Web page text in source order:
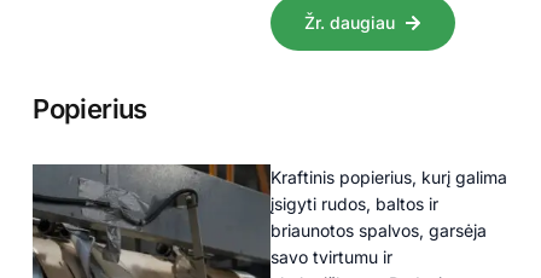
Žr. daugiau
Popierius
Kraftinis popierius, kurį galima
įsigyti rudos, baltos ir
briaunotos spalvos, garsėja
savo tvirtumu ir